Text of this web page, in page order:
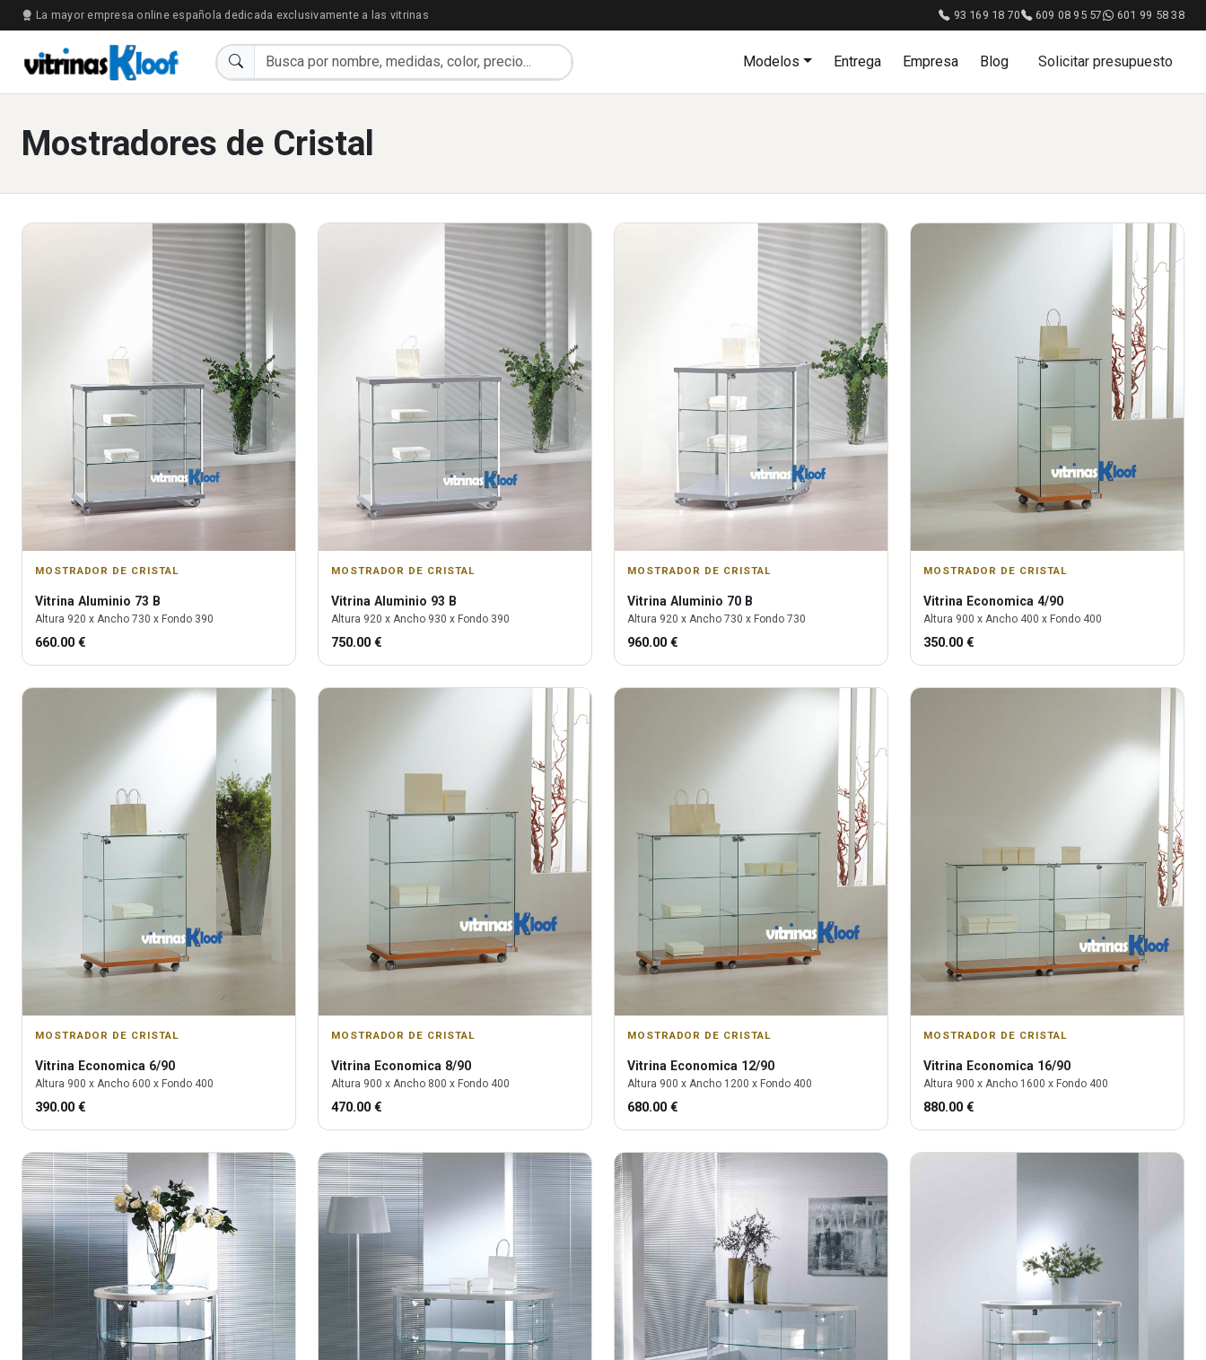
La mayor empresa online española dedicada exclusivamente a las vitrinas 93 169 18 70 609 08 95 57 601 99 58 38
Modelos Entrega Empresa Blog Solicitar presupuesto
Mostradores de Cristal
MOSTRADOR DE CRISTAL
Vitrina Aluminio 73 B
Altura 920 x Ancho 730 x Fondo 390
660.00 €
MOSTRADOR DE CRISTAL
Vitrina Aluminio 93 B
Altura 920 x Ancho 930 x Fondo 390
750.00 €
MOSTRADOR DE CRISTAL
Vitrina Aluminio 70 B
Altura 920 x Ancho 730 x Fondo 730
960.00 €
MOSTRADOR DE CRISTAL
Vitrina Economica 4/90
Altura 900 x Ancho 400 x Fondo 400
350.00 €
MOSTRADOR DE CRISTAL
Vitrina Economica 6/90
Altura 900 x Ancho 600 x Fondo 400
390.00 €
MOSTRADOR DE CRISTAL
Vitrina Economica 8/90
Altura 900 x Ancho 800 x Fondo 400
470.00 €
MOSTRADOR DE CRISTAL
Vitrina Economica 12/90
Altura 900 x Ancho 1200 x Fondo 400
680.00 €
MOSTRADOR DE CRISTAL
Vitrina Economica 16/90
Altura 900 x Ancho 1600 x Fondo 400
880.00 €